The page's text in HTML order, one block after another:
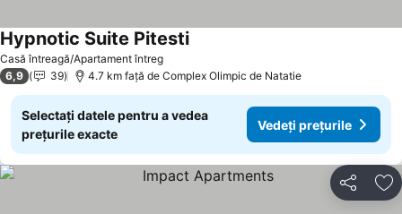
Casă întreagă/Apartament întreg
Hypnotic Suite Pitesti
6,9 39 4.7 km faţă de Complex Olimpic de Natatie
Selectați datele pentru a vedea
prețurile exacte
Vedeți prețurile
Distribuiți